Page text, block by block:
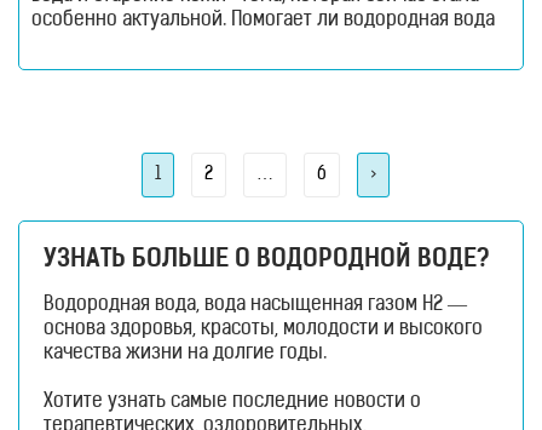
особенно актуальной. Помогает ли водородная вода
организма? Разбираемся в новом материале! Как это
записям
Page
1 Page
2 … Page
6 >
УЗНАТЬ БОЛЬШЕ О ВОДОРОДНОЙ ВОДЕ?
Водородная вода, вода насыщенная газом H2 —
основа здоровья, красоты, молодости и высокого
качества жизни на долгие годы.
Хотите узнать самые последние новости о